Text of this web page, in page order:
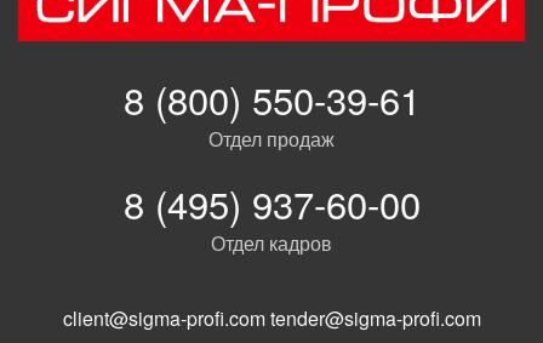
8 (800) 550-39-61
Отдел продаж
8 (495) 937-60-00
Отдел кадров
client@sigma-profi.comtender@sigma-profi.com